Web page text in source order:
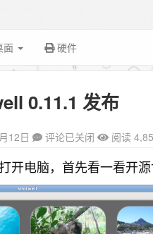
面 硬件
0.11.1 发布
12日 评论已关闭 阅读
电脑，首先看一看开源